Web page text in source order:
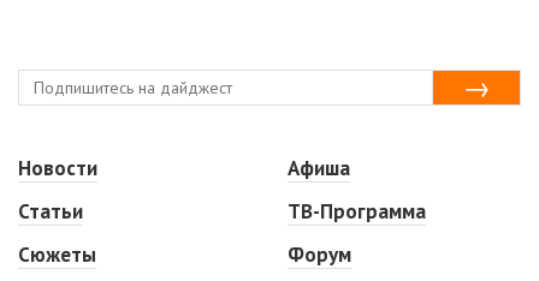
Новости
Статьи
Сюжеты
Афиша
ТВ-Программа
Форум